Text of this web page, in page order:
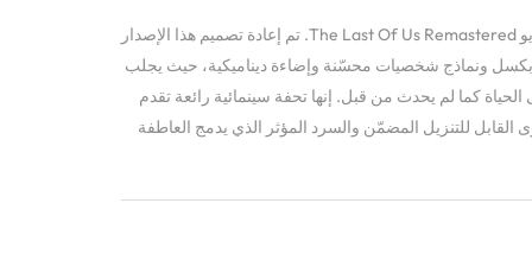
أدخل إلى عالم ما بعد الوباء مع لعبة الفيديو The Last Of Us Remastered. تم إعادة تصميم هذا الإصدار
لجهاز PS4 مع مرئيات مذهلة بدقة 1080 بكسل ونماذج شخصيات محسّنة وإضاءة ديناميكية، حيث يجلب
الحياة كما لم يحدث من قبل. إنها تحفة سينمائية رائعة تقدم
للتنزيل المضمّن والسرد المؤثر الذي يدمج العاطفة